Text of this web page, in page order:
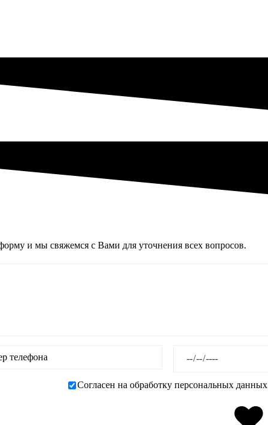
и мы свяжемся с Вами для уточнения всех вопросов.
Согласен на обработку персональных данных